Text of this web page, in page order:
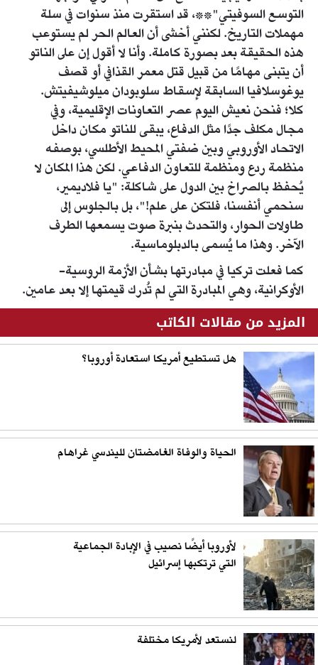
التوسع السوفيتي"**، قد استقرت منذ سنوات في سلة
مهملات التاريخ. لكنني أخشى أن العالم الحر لم يستوعب
هذه الحقيقة بعد بصورة كاملة. وأنا لا أقول إن على الناتو
أن يتبنى مهامًا من قبيل قتل معمر القذافي أو قصف
يوغوسلافيا السابقة لإسقاط سلوبودان ميلوشيفيتش.
كلا؛ فنحن نعيش اليوم عصر التعاونات الإقليمية، وفي
مجال مكلف جدًا مثل الدفاع، يبقى للناتو مكان داخل
الاتحاد الأوروبي وبين ضفتي المحيط الأطلسي، بوصفه
منظمة ردع ومنظمة للتعاون الدفاعي. لكن هذا المكان لا
يُحفظ بالصراخ بين الدول على شاكلة: "يا فلاديمير،
سنحمي أنفسنا، فلتكن على علم!"، بل بالجلوس إلى
طاولات الحوار، والتحدث بنبرة صوت يسمعها الطرف
الآخر. وهذا ما يُسمى بالدبلوماسية.
كما فعلت تركيا في مبادرتها بشأن الأزمة الروسية-
الأوكرانية، وهي المبادرة التي لم تُدرك قيمتها إلا بعد عامين.
المزيد من مقالات الكاتب
هل تستطيع أمريكا استعادة أوروبا؟
الحياة والوفاة الغامضتان لليندسي غراهام
لأوروبا أيضًا نصيب في الإبادة الجماعية
التي ترتكبها إسرائيل
لنستعد لأمريكا مختلفة